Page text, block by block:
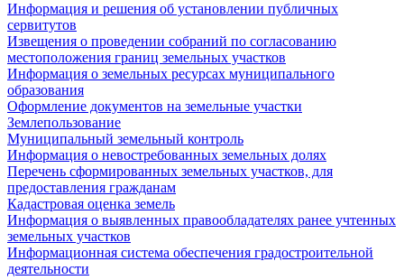
Информация и решения об установлении публичных
сервитутов
Извещения о проведении собраний по согласованию
местоположения границ земельных участков
Информация о земельных ресурсах муниципального
образования
Оформление документов на земельные участки
Землепользование
Муниципальный земельный контроль
Информация о невостребованных земельных долях
Перечень сформированных земельных участков, для
предоставления гражданам
Кадастровая оценка земель
Информация о выявленных правообладателях ранее учтенных
земельных участков
Информационная система обеспечения градостроительной
деятельности